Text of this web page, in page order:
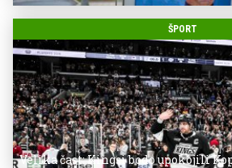
ŠPORT
Velika čast: Kingsi bodo upokojili